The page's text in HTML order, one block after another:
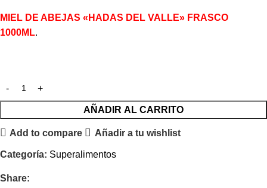
MIEL DE ABEJAS «HADAS DEL VALLE» FRASCO
1000ML.
AÑADIR AL CARRITO
Add to compare Añadir a tu wishlist
Categoría: Superalimentos
Share: